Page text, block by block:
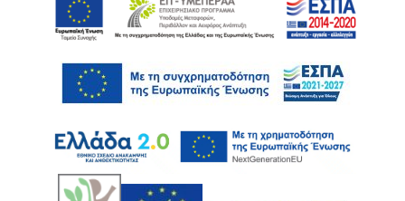
Ακολουθήστε μας